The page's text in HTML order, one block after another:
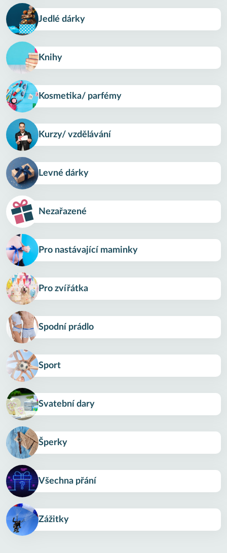
Jedlé dárky
Knihy
Kosmetika/ parfémy
Kurzy/ vzdělávání
Levné dárky
Nezařazené
Pro nastávající maminky
Pro zvířátka
Spodní prádlo
Sport
Svatební dary
Šperky
Všechna přání
Zážitky